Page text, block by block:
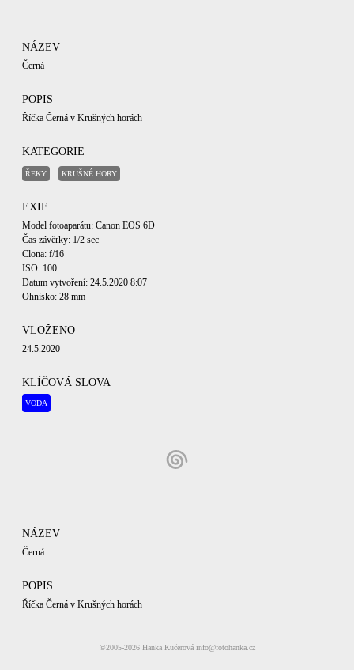
NÁZEV
Černá
POPIS
Říčka Černá v Krušných horách
KATEGORIE
ŘEKY KRUŠNÉ HORY
EXIF
Model fotoaparátu: Canon EOS 6D
Čas závěrky: 1/2 sec
Clona: f/16
ISO: 100
Datum vytvoření: 24.5.2020 8:07
Ohnisko: 28 mm
VLOŽENO
24.5.2020
KLÍČOVÁ SLOVA
VODA
NÁZEV
Černá
POPIS
Říčka Černá v Krušných horách
©2005-2026 Hanka Kučerováinfo@fotohanka.cz